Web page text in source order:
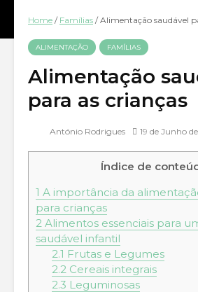
Home / Famílias /Alimentação saudável
ALIMENTAÇÃO FAMÍLIAS
Alimentação
para as crianças
António Rodrigues 19 de Junho
Índice de
1 A importância da
para crianças
2 Alimentos essenciais para
saudável infantil
2.1 Frutas e Legumes
2.2Cereais integrais
2.3 Leguminosas